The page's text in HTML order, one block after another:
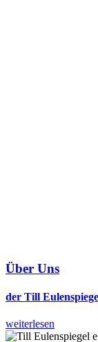
Über Uns
der Till
weiterlesen